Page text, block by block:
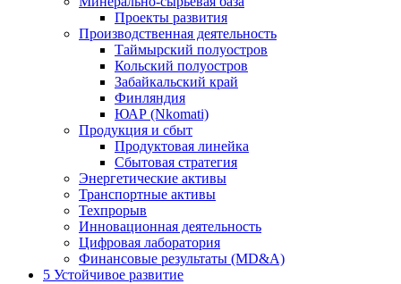
Проекты развития
Производственная деятельность
Таймырский полуостров
Кольский полуостров
Забайкальский край
Финляндия
ЮАР (Nkomati)
Продукция и сбыт
Продуктовая линейка
Сбытовая стратегия
Энергетические активы
Транспортные активы
Техпрорыв
Инновационная деятельность
Цифровая лаборатория
Финансовые результаты (MD&A)
5 Устойчивое развитие